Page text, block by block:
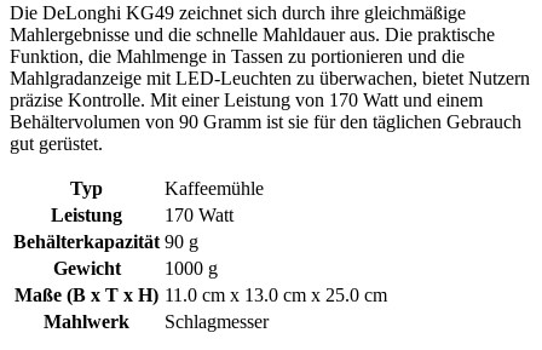
Die DeLonghi KG49 zeichnet sich durch ihre gleichmäßige
Mahlergebnisse und die schnelle Mahldauer aus. Die praktische
Funktion, die Mahlmenge in Tassen zu portionieren und die
Mahlgradanzeige mit LED-Leuchten zu überwachen, bietet Nutzern
präzise Kontrolle. Mit einer Leistung von 170 Watt und einem
Behältervolumen von 90 Gramm ist sie für den täglichen Gebrauch
gut gerüstet.
Typ
Kaffeemühle
Leistung
170 Watt
Behälterkapazität 90 g
Gewicht
1000 g
Maße (B x T x H) 11.0 cm x 13.0 cm x 25.0 cm
Mahlwerk
Schlagmesser